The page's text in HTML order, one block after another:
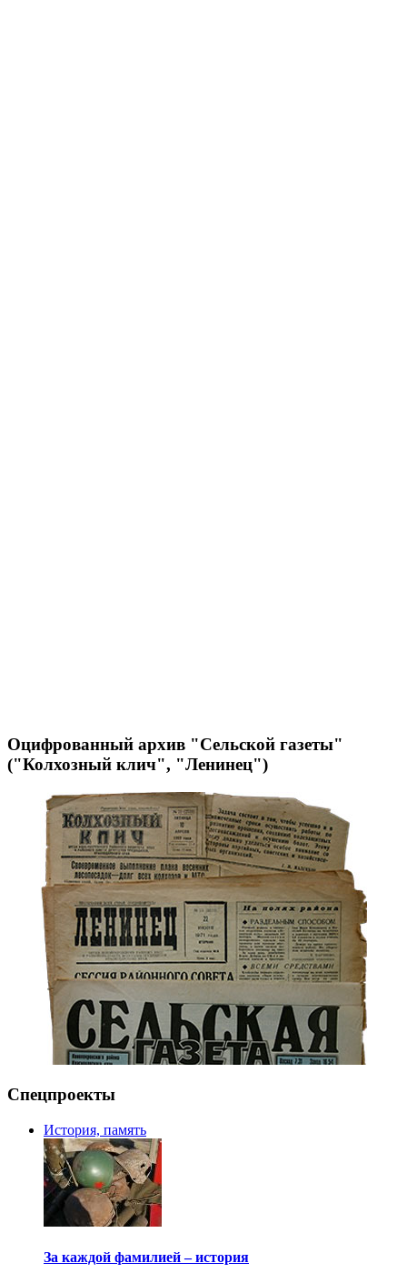
Оцифрованный архив "Сельской газеты"
("Колхозный клич", "Ленинец")
Спецпроекты
История, память
За каждой фамилией – история